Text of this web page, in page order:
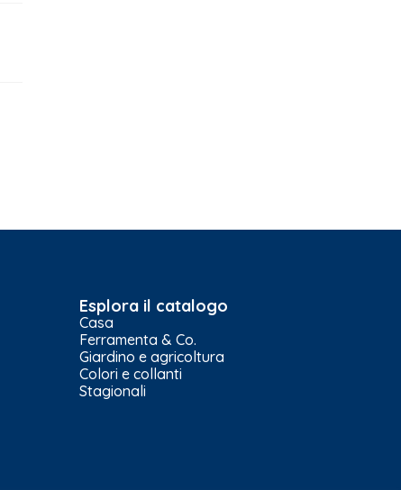
Esplora il catalogo
Casa
Ferramenta & Co.
Giardino e agricoltura
Colori e collanti
Stagionali